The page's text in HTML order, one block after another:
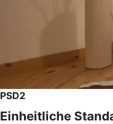
PSD2
Einheitliche